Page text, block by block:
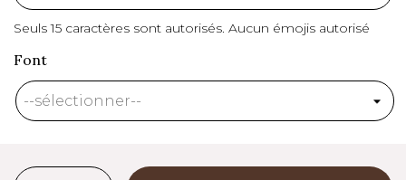
Seuls 15 caractères sont autorisés. Aucun émojis autorisé
Font